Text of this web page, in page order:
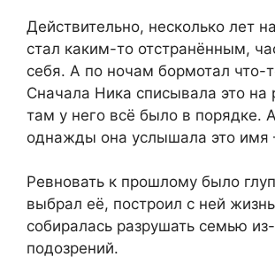
Действительно, несколько лет
стал каким-то отстранённым,
себя. А по ночам бормотал что-
Сначала Ника списывала это на
там у него всё было в порядке.
однажды она услышала это
Ревновать к прошлому было
выбрал её, построил с ней
собиралась разрушать семью
подозрений.